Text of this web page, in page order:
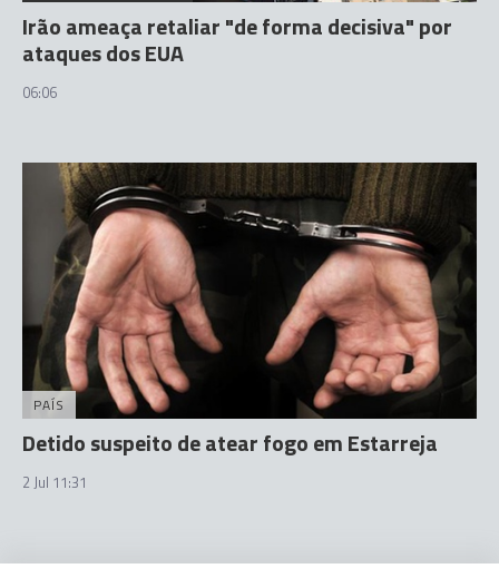
Irão ameaça retaliar "de forma decisiva" por
ataques dos EUA
06:06
PAÍS
Detido suspeito de atear fogo em Estarreja
2 Jul 11:31